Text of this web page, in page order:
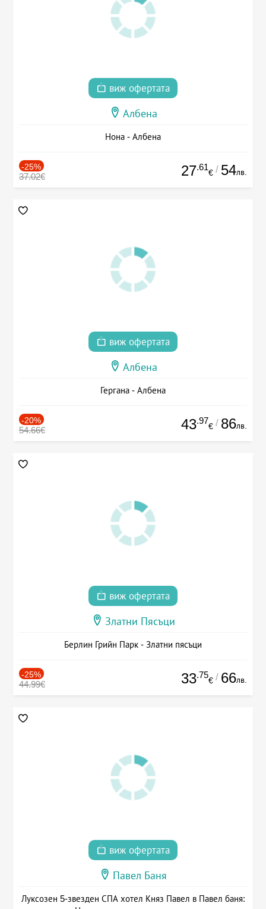
виж офертата
Албена
Нона - Албена
-25%
37.02€ 27.61
€ / 54лв.
виж офертата
Албена
Гергана - Албена
-20%
54.66€ 43.97
€ / 86лв.
виж офертата
Златни Пясъци
Берлин Грийн Парк - Златни пясъци
-25%
44.99€ 33.75
€ / 66лв.
виж офертата
Павел Баня
Луксозен 5-звезден СПА хотел Княз Павел в Павел баня: